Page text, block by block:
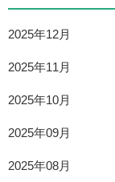
2025年12月
2025年11月
2025年10月
2025年09月
2025年08月